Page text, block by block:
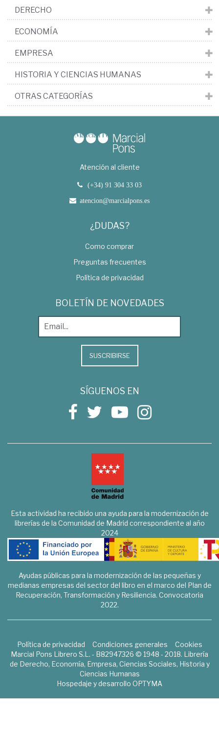
DERECHO
ECONOMÍA
EMPRESA
HISTORIA Y CIENCIAS HUMANAS
OTRAS CATEGORÍAS
Atención al cliente
(+34) 91 304 33 03
atencion@marcialpons.es
¿DUDAS?
Como comprar
Preguntas frecuentes
Política de privacidad
BOLETÍN DE NOVEDADES
SUSCRIBIRSE
SÍGUENOS EN
Esta actividad ha recibido una ayuda para la modernización de
librerías de la Comunidad de Madrid correspondiente al año
2024
Ayudas públicas para la modernización de las pequeñas y
medianas empresas del sector del libro en el marco del Plan de
Recuperación, Transformación y Resiliencia. Convocatoria
2022.
Política de privacidad Condiciones generales
Cookies
Marcial Pons Librero S.L. - B82947326 © 1948 - 2018. Librería
de Derecho, Economía, Empresa, Ciencias Sociales, Historia y
Ciencias Humanas
Hospedaje y desarrollo OPTYMA